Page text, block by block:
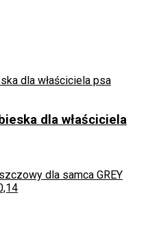
dla właściciela